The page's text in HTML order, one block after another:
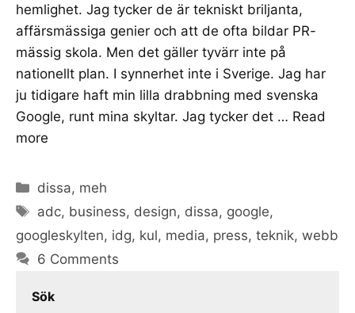
hemlighet. Jag tycker de är tekniskt briljanta,
affärsmässiga genier och att de ofta bildar PR-
mässig skola. Men det gäller tyvärr inte på
nationellt plan. I synnerhet inte i Sverige. Jag har
ju tidigare haft min lilla drabbning med svenska
Google, runt mina skyltar. Jag tycker det … Read
more
Categories
dissa, meh
Tags
adc, business, design, dissa, google,
googleskylten, idg, kul, media, press, teknik, webb
6 Comments
Sök